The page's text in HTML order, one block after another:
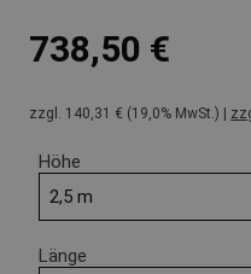
738,50 €
zzgl. 140,31 € (19,0% MwSt.) |
Höhe
Länge